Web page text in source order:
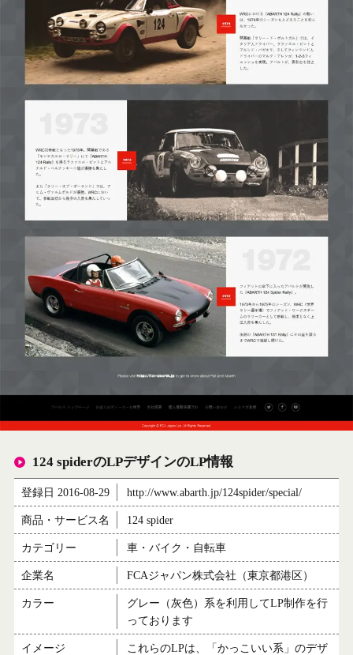
124 spiderのLPデザインのLP情報
登録日 2016-08-29 http://www.abarth.jp/124spider/special/
商品・サービス名 124 spider
カテゴリー 車・バイク・自転車
企業名 FCAジャパン株式会社（東京都港区）
カラー
グレー（灰色）系を利用してLP制作を行
っております
イメージ
これらのLPは、「かっこいい系」のデザ